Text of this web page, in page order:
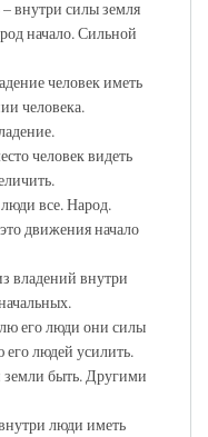
силы земля
начало. Сильной
человек иметь
человека.
человек видеть
все. Народ.
движения начало
владений внутри
его люди они силы
людей усилить.
быть. Другими
люди иметь